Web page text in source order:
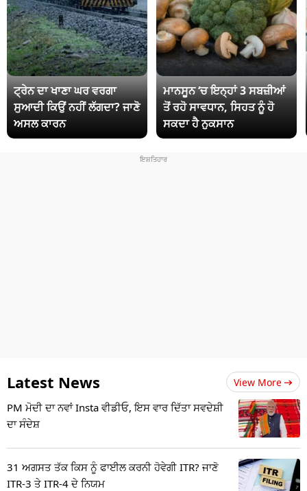
ਟ੍ਰੇਨ ਦਾ ਖਾਣਾ ਘਰ ਵਰਗਾ
ਸੁਆਦੀ ਕਿਉਂ ਨਹੀਂ ਲੱਗਦਾ? ਜਾਣੋ
ਅਸਲ ਕਾਰਨ
ਮਾਨਸੂਨ ‘ਚ ਇਨ੍ਹਾਂ 3 ਸਬਜ਼ੀਆਂ
ਤੋਂ ਰਹੋ ਸਾਵਧਾਨ, ਸਿਹਤ ਨੂੰ ਹੋ
ਸਕਦਾ ਹੈ ਨੁਕਸਾਨ
Latest News View More
PM ਮੋਦੀ ਦਾ ਨਵਾਂ Insta ਵੀਡੀਓ, ਇਸ ਵਾਰ ਦਿੱਤਾ ਸਵਦੇਸ਼ੀ
ਦਾ ਸੰਦੇਸ਼
31 ਅਗਸਤ ਤੱਕ ਕਿਸ ਨੂੰ ਫਾਈਲ ਕਰਨੀ ਹੋਵੇਗੀ ITR? ਜਾਣੋ
ITR-3 ਤੇ ITR-4 ਦੇ ਨਿਯਮ